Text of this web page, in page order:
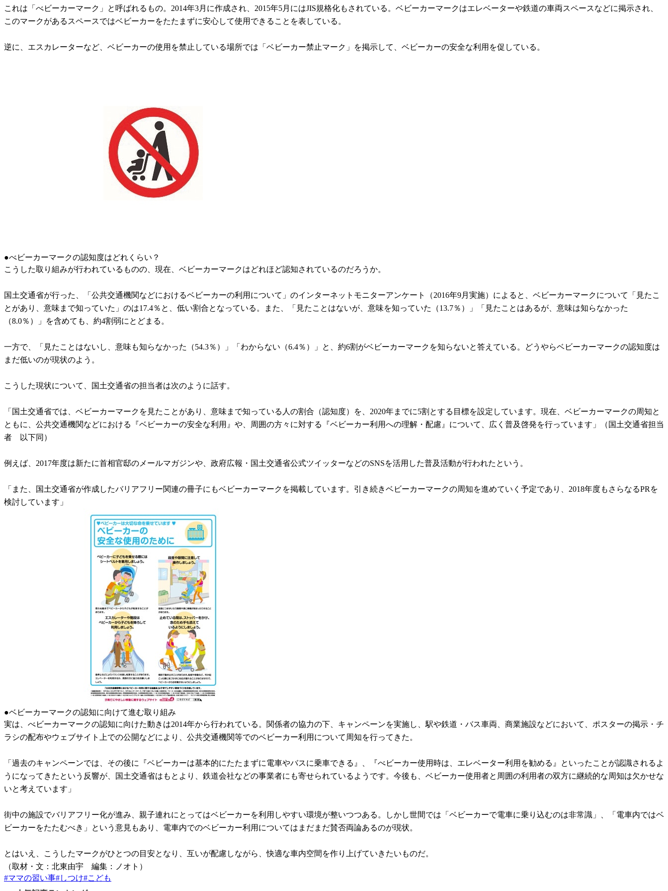
これは「べビーカーマーク」と呼ばれるもの。2014年3月に作成され、2015年5月にはJIS規格化もされている。ベビーカーマークはエレベーターや鉄道の車両スペースなどに掲示され、
このマークがあるスペースではベビーカーをたたまずに安心して使用できることを表している。
逆に、エスカレーターなど、ベビーカーの使用を禁止している場所では「ベビーカー禁止マーク」を掲示して、ベビーカーの安全な利用を促している。
●べビーカーマークの認知度はどれくらい？
こうした取り組みが行われているものの、現在、ベビーカーマークはどれほど認知されているのだろうか。
国土交通省が行った、「公共交通機関などにおけるベビーカーの利用について」のインターネットモニターアンケート（2016年9月実施）によると、ベビーカーマークについて「見たこ
とがあり、意味まで知っていた」のは17.4％と、低い割合となっている。また、「見たことはないが、意味を知っていた（13.7％）」「見たことはあるが、意味は知らなかった
（8.0％）」を含めても、約4割弱にとどまる。
一方で、「見たことはないし、意味も知らなかった（54.3％）」「わからない（6.4％）」と、約6割がベビーカーマークを知らないと答えている。どうやらベビーカーマークの認知度は
まだ低いのが現状のよう。
こうした現状について、国土交通省の担当者は次のように話す。
「国土交通省では、ベビーカーマークを見たことがあり、意味まで知っている人の割合（認知度）を、2020年までに5割とする目標を設定しています。現在、ベビーカーマークの周知と
ともに、公共交通機関などにおける『ベビーカーの安全な利用』や、周囲の方々に対する『ベビーカー利用への理解・配慮』について、広く普及啓発を行っています」（国土交通省担当
者 以下同）
例えば、2017年度は新たに首相官邸のメールマガジンや、政府広報・国土交通省公式ツイッターなどのSNSを活用した普及活動が行われたという。
「また、国土交通省が作成したバリアフリー関連の冊子にもベビーカーマークを掲載しています。引き続きベビーカーマークの周知を進めていく予定であり、2018年度もさらなるPRを
検討しています」
●ベビーカーマークの認知に向けて進む取り組み
実は、べビーカーマークの認知に向けた動きは2014年から行われている。関係者の協力の下、キャンペーンを実施し、駅や鉄道・バス車両、商業施設などにおいて、ポスターの掲示・チ
ラシの配布やウェブサイト上での公開などにより、公共交通機関等でのベビーカー利用について周知を行ってきた。
「過去のキャンペーンでは、その後に『ベビーカーは基本的にたたまずに電車やバスに乗車できる』、『べビーカー使用時は、エレベーター利用を勧める』といったことが認識されるよ
うになってきたという反響が、国土交通省はもとより、鉄道会社などの事業者にも寄せられているようです。今後も、ベビーカー使用者と周囲の利用者の双方に継続的な周知は欠かせな
いと考えています」
街中の施設でバリアフリー化が進み、親子連れにとってはベビーカーを利用しやすい環境が整いつつある。しかし世間では「ベビーカーで電車に乗り込むのは非常識」、「電車内ではベ
ビーカーをたたむべき」という意見もあり、電車内でのベビーカー利用についてはまだまだ賛否両論あるのが現状。
とはいえ、こうしたマークがひとつの目安となり、互いが配慮しながら、快適な車内空間を作り上げていきたいものだ。
（取材・文：北東由宇 編集：ノオト）
#ママの習い事#しつけ#こども